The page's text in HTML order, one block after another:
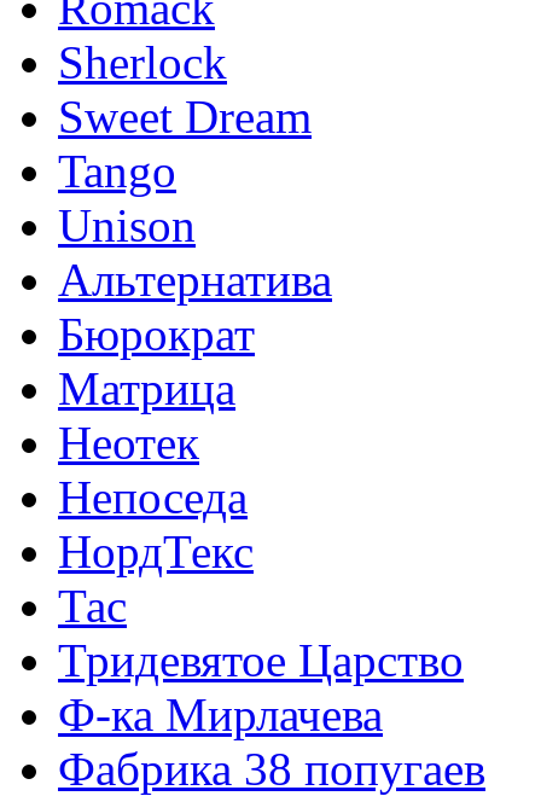
Sherlock
Sweet Dream
Tango
Unison
Альтернатива
Бюрократ
Матрица
Неотек
Непоседа
НордТекс
Тас
Тридевятое Царство
Ф-ка Мирлачева
Фабрика 38 попугаев